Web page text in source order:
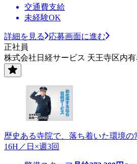
交通費支給
未経験OK
詳細を見る
応募画面に進む
正社員
株式会社日経サービス 天王寺区内有
歴史ある寺院で、落ち着いた環境
16H／日×週3回